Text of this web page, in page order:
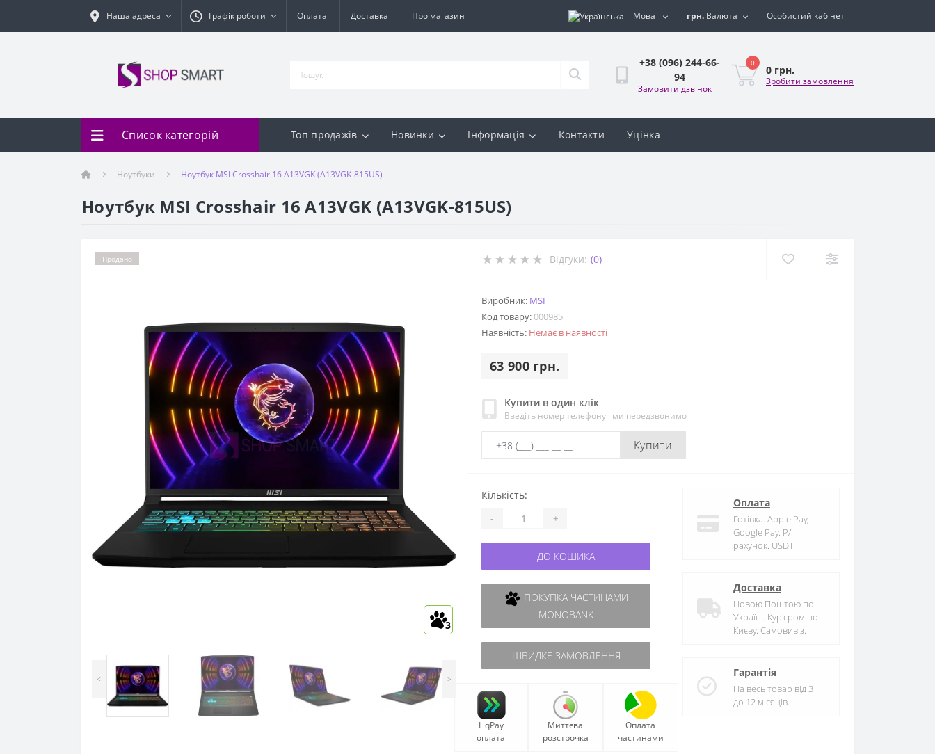
Наша адреса Графік роботи Оплата Доставка Про магазин Мова грн. Валюта Особистий кабінет
+38 (096) 244-66-
94
Замовити дзвінок
0
0 грн.
Зробити замовлення
Список категорій Топ продажів Новинки Інформація Контакти Уцінка
Ноутбуки Ноутбук MSI Crosshair 16 A13VGK (A13VGK-815US)
Ноутбук MSI Crosshair 16 A13VGK (A13VGK-815US)
Продано
3
< >
Відгуки: (0)
Виробник: MSI
Код товару:000985
Наявність: Немає в наявності
63 900 грн.
Купити в один клік
Введіть номер телефону і ми передзвонимо
Купити
Кількість:
- +
ДО КОШИКА
MONOBANK
ШВИДКЕ ЗАМОВЛЕННЯ
LiqPay
оплата
Миттєва
розстрочка
Оплата
частинами
Оплата
Готівка. Apple Pay,
Google Pay. Р/
рахунок. USDT.
Доставка
Новою Поштою по
Україні. Кур'єром по
Києву. Самовивіз.
Гарантія
На весь товар від 3
до 12 місяців.